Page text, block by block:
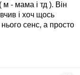
- мама і тд ). Він
і хоч щось
сенс, а просто